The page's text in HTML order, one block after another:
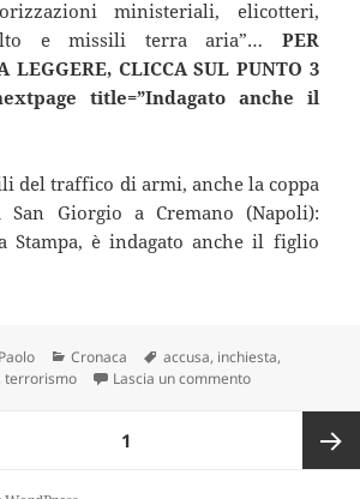
ministeriali, elicotteri,
e missili terra aria”… PER
LEGGERE, CLICCA SUL PUNTO 3
title=”Indagato anche il
del traffico di armi, anche la coppa
San Giorgio a Cremano (Napoli):
Stampa, è indagato anche il figlio
Autore
Paolo Categorie
Cronaca Tag
accusa, inchiesta,
,terrorismo Lascia un commentosu L’ISIS E
1